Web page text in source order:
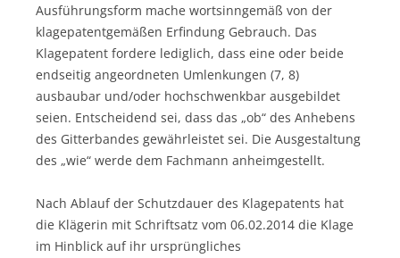
Ausführungsform mache wortsinngemäß von der
klagepatentgemäßen Erfindung Gebrauch. Das
Klagepatent fordere lediglich, dass eine oder beide
endseitig angeordneten Umlenkungen (7, 8)
ausbaubar und/oder hochschwenkbar ausgebildet
seien. Entscheidend sei, dass das „ob“ des Anhebens
des Gitterbandes gewährleistet sei. Die Ausgestaltung
des „wie“ werde dem Fachmann anheimgestellt.
Nach Ablauf der Schutzdauer des Klagepatents hat
die Klägerin mit Schriftsatz vom 06.02.2014 die Klage
im Hinblick auf ihr ursprüngliches